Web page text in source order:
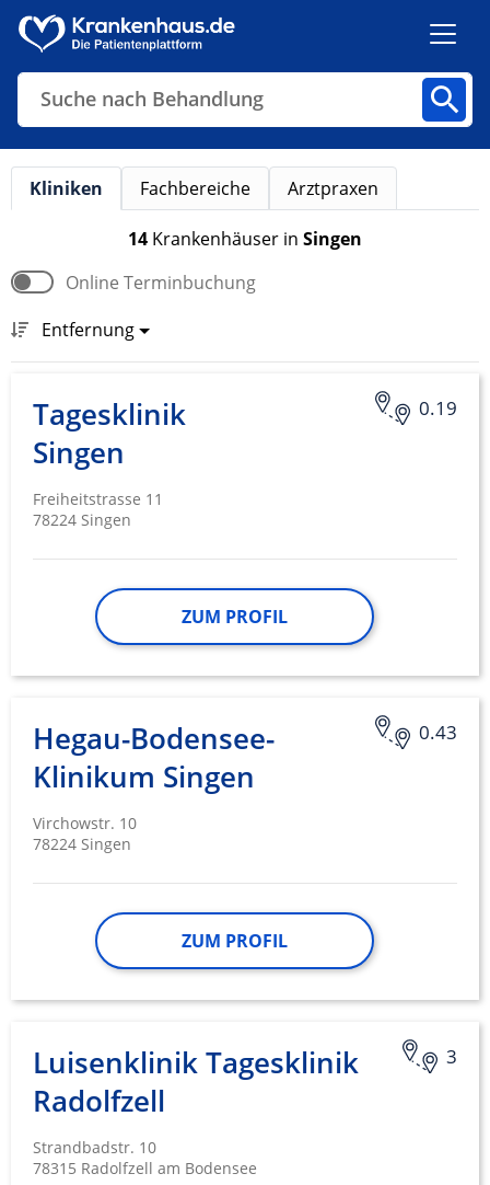
Suche nach Behandlung
Kliniken Fachbereiche Arztpraxen
14 Krankenhäuser in Singen
Online Terminbuchung
Entfernung
0.19
Tagesklinik
Singen
Freiheitstrasse 11
78224 Singen
ZUM PROFIL
0.43
Hegau-Bodensee-
Klinikum Singen
Virchowstr. 10
78224 Singen
ZUM PROFIL
3
Luisenklinik Tagesklinik
Radolfzell
Strandbadstr. 10
78315 Radolfzell am Bodensee